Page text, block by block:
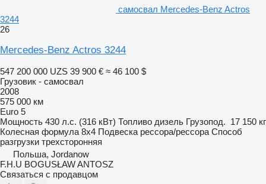
самосвал Mercedes-Benz Actros
3244
26
Mercedes-Benz Actros 3244
547 200 000 UZS 39 900 € ≈ 46 100 $
Грузовик - самосвал
2008
575 000 км
Euro 5
Мощность 430 л.с. (316 кВт) Топливо дизель Грузопод. 17 150 кг
Колесная формула 8x4 Подвеска рессора/рессора Способ
разгрузки трехсторонняя
Польша, Jordanow
F.H.U BOGUSŁAW ANTOSZ
Связаться с продавцом